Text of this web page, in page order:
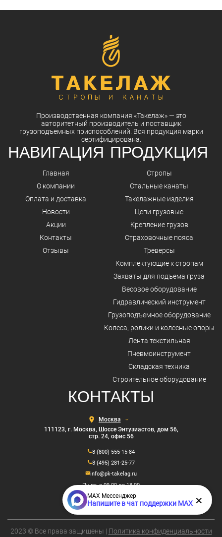
Производственная компания «Такелаж»— это
авторитетный производитель и поставщик
грузоподъемных приспособлений. Вся продукция марки
сертифицирована.
НАВИГАЦИЯ
Главная
О компании
Оплата и доставка
Новости
Акции
Контакты
Отзывы
ПРОДУКЦИЯ
Стропы
Стальные канаты
Такелажные изделия
Цепи грузовые
Крепление грузов
Страховочные пояса
Треверсы
Комплектующие к стропам
Захваты для подъема груза
Весовое оборудование
Гидравлический инструмент
Грузоподъемное оборудование
Колеса, ролики и колесные опоры
Лента текстильная
Пневмоинструмент
Складская техника
Строительное оборудование
КОНТАКТЫ
Выберите
город
111123, г. Москва, Шоссе Энтузиастов, дом 56,
стр. 24, офис 56
info@pk-takelag.ru
Пн-пт: с 09.00 до 18.00
8 (800) 555-15-84
8 (495) 281-25-77
2023 © Все права защищены | Политика конфиденциальности
MAX Мессенджер
Напишите в чат поддержки MAX ×